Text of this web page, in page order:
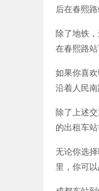
后在春熙
除了地铁
在春熙路
如果你喜
沿着人民
除了上述
的出租车
无论你选
里，你可